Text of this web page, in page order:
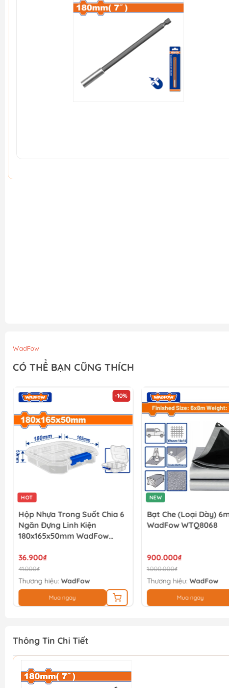
WadFow
CÓ THỂ BẠN CŨNG THÍCH
-10%
HOT
Hộp Nhựa Trong Suốt Chia 6
Ngăn Đựng Linh Kiện
180x165x50mm WadFow
36.900₫
41.000₫
Thương hiệu:WadFow
Mua ngay
NEW
Bạt Che (loại Dày)
WadFow WTQ8068
900.000₫
1.000.000₫
Thương hiệu:WadFow
Mua ngay
Thông Tin Chi Tiết